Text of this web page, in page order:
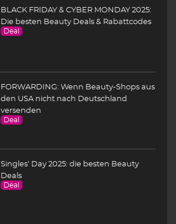
BLACK FRIDAY & CYBER MONDAY 2025:
Die besten Beauty Deals & Rabattcodes
Deal
FORWARDING: Wenn Beauty-Shops aus
den USA nicht nach Deutschland
versenden
Deal
Singles’ Day 2025: die besten Beauty
Deals
Deal